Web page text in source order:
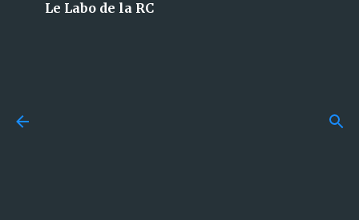
Le Labo de la RC